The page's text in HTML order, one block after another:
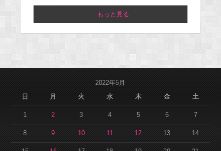
...もっと見る
2022年5月
日
月 火 水 木 金 土
1 2 3 4 5 6 7
8 9 10 11 12 13 14